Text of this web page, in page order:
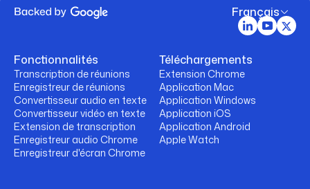
Français
Fonctionnalités
Transcription de réunions
Enregistreur de réunions
Convertisseur audio en texte
Convertisseur vidéo en texte
Extension de transcription
Enregistreur audio Chrome
Enregistreur d'écran Chrome
Téléchargements
Extension Chrome
Application Mac
Application Windows
Application iOS
Application Android
Apple Watch